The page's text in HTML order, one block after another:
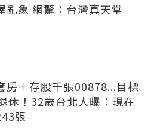
亂象 網驚：台灣真天堂
房＋存股千張00878...目標
休！32歲台北人曝：現在
張